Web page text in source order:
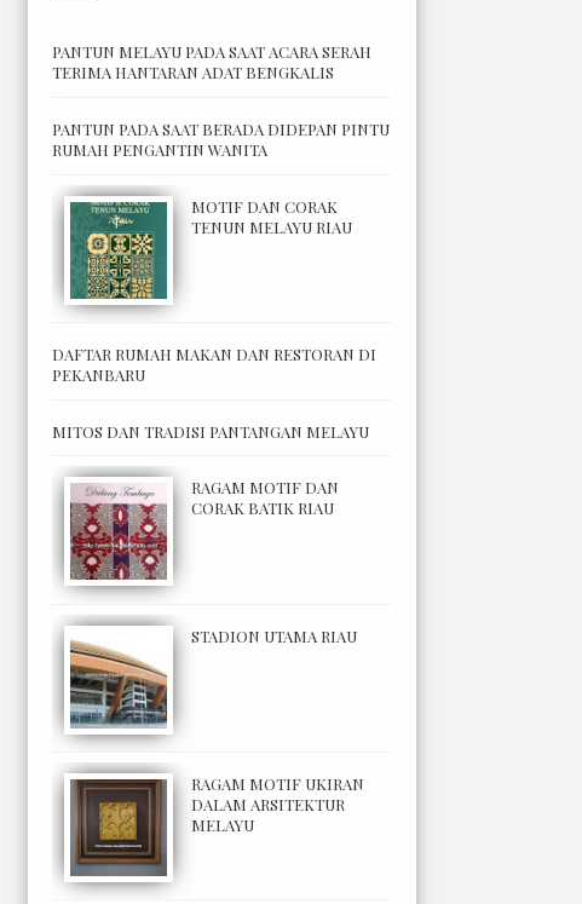
PANTUN MELAYU PADA SAAT ACARA SERAH
TERIMA HANTARAN ADAT BENGKALIS
PANTUN PADA SAAT BERADA DIDEPAN PINTU
RUMAH PENGANTIN WANITA
MOTIF DAN CORAK
TENUN MELAYU RIAU
DAFTAR RUMAH MAKAN DAN RESTORAN DI
PEKANBARU
MITOS DAN TRADISI PANTANGAN MELAYU
RAGAM MOTIF DAN
CORAK BATIK RIAU
STADION UTAMA RIAU
RAGAM MOTIF UKIRAN
DALAM ARSITEKTUR
MELAYU